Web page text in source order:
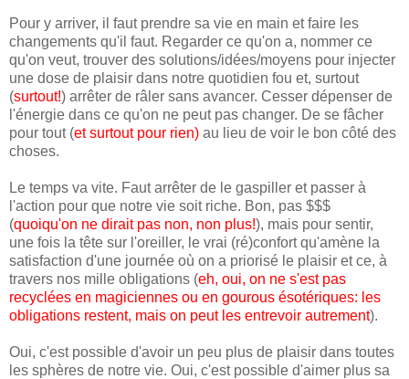
Pour y arriver, il faut prendre sa vie en main et faire les
changements qu'il faut. Regarder ce qu'on a, nommer ce
qu'on veut, trouver des solutions/idées/moyens pour injecter
une dose de plaisir dans notre quotidien fou et, surtout
(surtout!) arrêter de râler sans avancer. Cesser dépenser de
l'énergie dans ce qu'on ne peut pas changer. De se fâcher
pour tout (et surtout pour rien) au lieu de voir le bon côté des
choses.
Le temps va vite. Faut arrêter de le gaspiller et passer à
l'action pour que notre vie soit riche. Bon, pas $$$
(quoiqu'on ne dirait pas non, non plus!), mais pour sentir,
une fois la tête sur l'oreiller, le vrai (ré)confort qu'amène la
satisfaction d'une journée où on a priorisé le plaisir et ce, à
travers nos mille obligations (eh, oui, on ne s'est pas
recyclées en magiciennes ou en gourous ésotériques: les
obligations restent, mais on peut les entrevoir autrement).
Oui, c'est possible d'avoir un peu plus de plaisir dans toutes
les sphères de notre vie. Oui, c'est possible d'aimer plus sa